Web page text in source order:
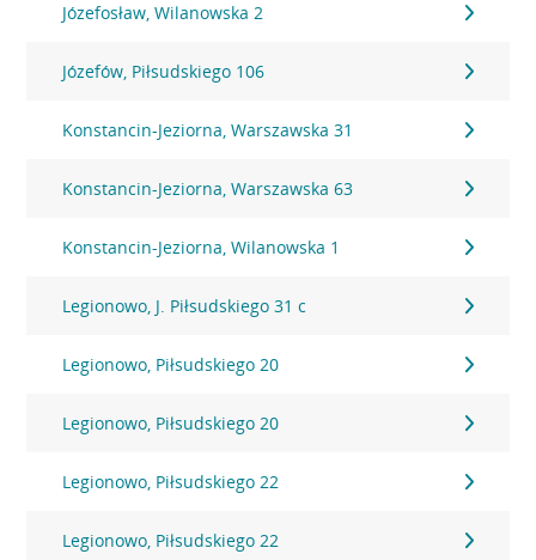
Józefosław, Wilanowska 2
Józefów, Piłsudskiego 106
Konstancin-Jeziorna, Warszawska 31
Konstancin-Jeziorna, Warszawska 63
Konstancin-Jeziorna, Wilanowska 1
Legionowo, J. Piłsudskiego 31 c
Legionowo, Piłsudskiego 20
Legionowo, Piłsudskiego 20
Legionowo, Piłsudskiego 22
Legionowo, Piłsudskiego 22